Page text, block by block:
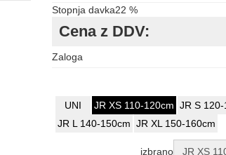
Stopnja davka22 %
Cena z DDV:
Zaloga
UNI JR XS 110-120cm JR S 120-
JR L 140-150cm JR XL 150-160cm
izbrano JR XS